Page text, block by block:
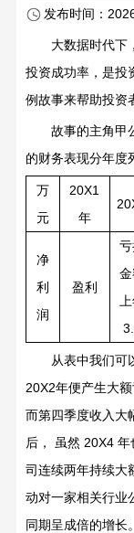
发布时间：
大数据时代下
投资成功率，是投
例故事来帮助投资
故事的主角甲
的财务表现分年度
万
元
20X1
年
净
利
润
盈利
亏
从表中我们可
20X2年便产生大额
而第四季度收入大
后，
虽然 20X4 年
司连续两年持续大
动对一家相关行业
同期呈成倍的增长。